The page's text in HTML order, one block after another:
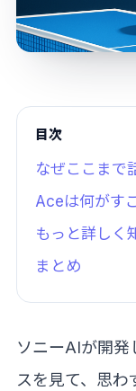
目次
なぜここまで
Aceは何がす
もっと詳しく
まとめ
ソニーAIが開
スを見て、思わ